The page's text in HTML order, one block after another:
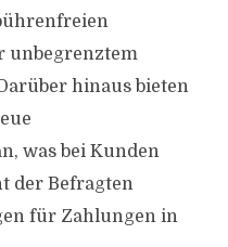
unbegrenztem
hinaus bieten
was bei Kunden
der Befragten
für Zahlungen in